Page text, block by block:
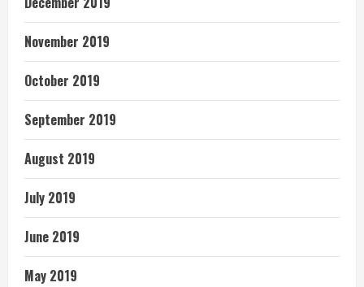
November 2019
October 2019
September 2019
August 2019
July 2019
June 2019
May 2019